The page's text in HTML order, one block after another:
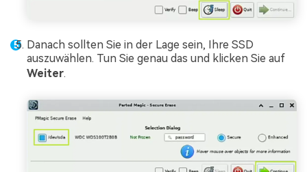
Danach sollten Sie in der Lage sein, Ihre SSD
auszuwählen. Tun Sie genau das und klicken Sie auf
Weiter.